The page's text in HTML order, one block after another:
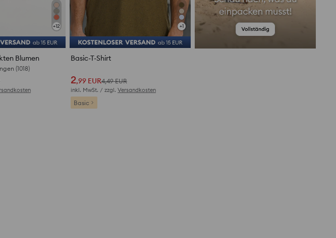
+12
Blumen
(1018)
+1
Basic-T-Shirt
2,99 EUR4,49 EUR
inkl. MwSt. / zzgl. Versandkosten
Basic